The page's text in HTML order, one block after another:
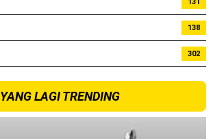
131
138
302
YANG LAGI TRENDING